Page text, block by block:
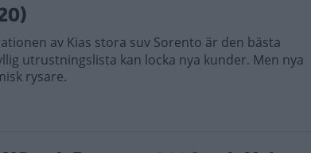
av Kias stora suv Sorento är den bästa
utrustningslista kan locka nya kunder. Men nya
rysare.